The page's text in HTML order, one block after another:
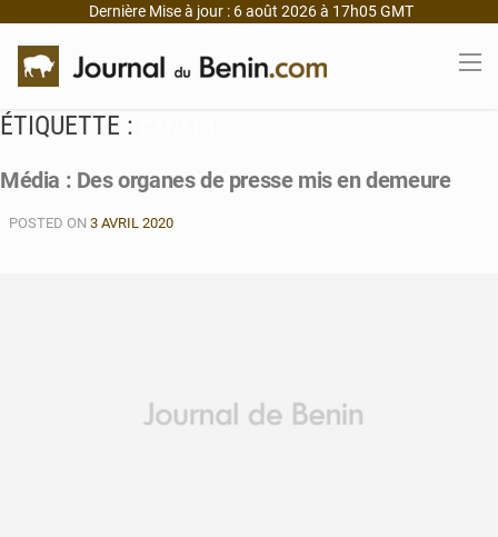
Dernière Mise à jour : 6 août 2026 à 17h05 GMT
ÉTIQUETTE :
Média : Des organes de presse mis en demeure
POSTED ON 3 AVRIL 2020